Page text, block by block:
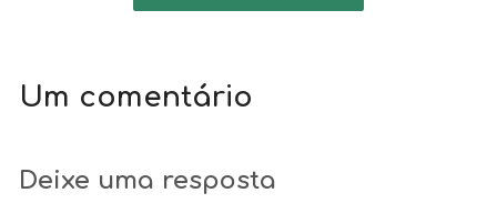
Um comentário
Deixe uma resposta